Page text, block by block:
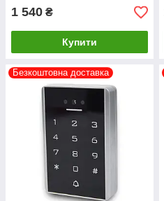
1 540 ₴
Купити
Безкоштовна доставка